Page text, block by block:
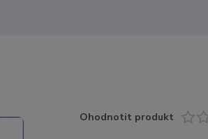
Ohodnotit produkt